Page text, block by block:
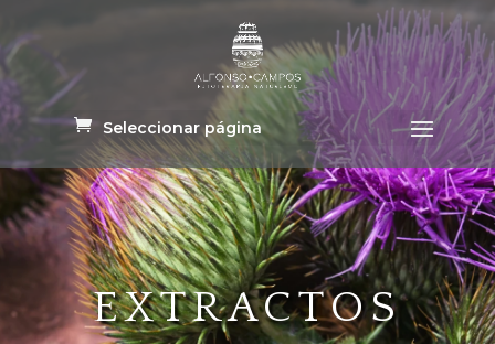
Seleccionar página
EXTRACTOS